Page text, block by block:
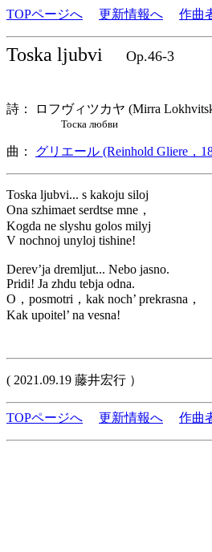
TOPページへ 更新情報へ 作曲
Toska ljubvi Op.46-3
詩： ロフヴィツカヤ (Mirra
Тоска любви
曲： グリエール (Reinhold Gliere，
Toska ljubvi... s kakoju siloj
Ona szhimaet serdtse mne，
Kogda ne slyshu golos milyj
V nochnoj unyloj tishine!
Derev’ja dremljut... Nebo jasno.
Pridi! Ja zhdu tebja odna.
O，posmotri，kak noch’ prekrasna，
Kak upoitel’ na vesna!
( 2021.09.19 藤井宏行 ）
TOPページへ 更新情報へ 作曲